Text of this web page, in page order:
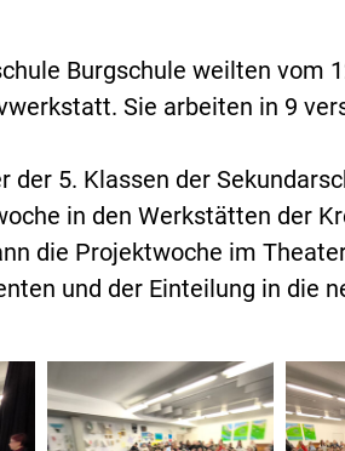
Burgschule weilten vom
Sie arbeiten in 9
der 5. Klassen der
in den Werkstätten der
die Projektwoche im
und der Einteilung in die